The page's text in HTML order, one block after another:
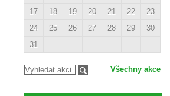
17
18 19 20 21 22
23
24
25 26 27 28 29
30
31
Všechny akce